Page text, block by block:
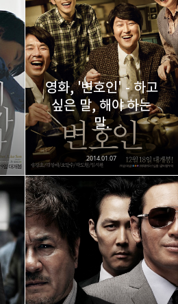
도를 갖춘 보편적
변인.
톡 라인 트위터
네이버 블로그
영화, '변호인' - 하고
싶은 말, 해야 하는
말.
2014.01.07